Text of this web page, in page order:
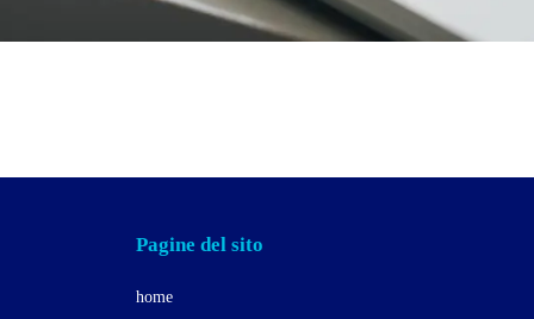
Pagine del sito
home